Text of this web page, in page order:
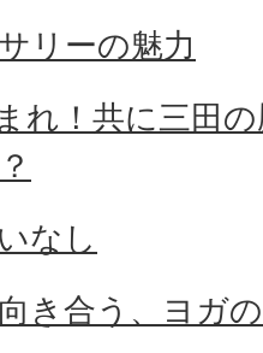
リーの魅力
れ！共に三田
なし
き合う、ヨガ